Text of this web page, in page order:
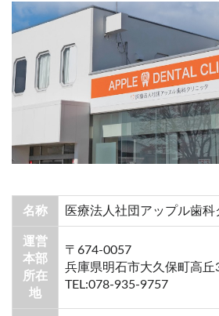
名称 医療法人社団アップル歯科
運営
本部
所在
地
〒674-0057
兵庫県明石市大久保町高丘
TEL:078-935-9757